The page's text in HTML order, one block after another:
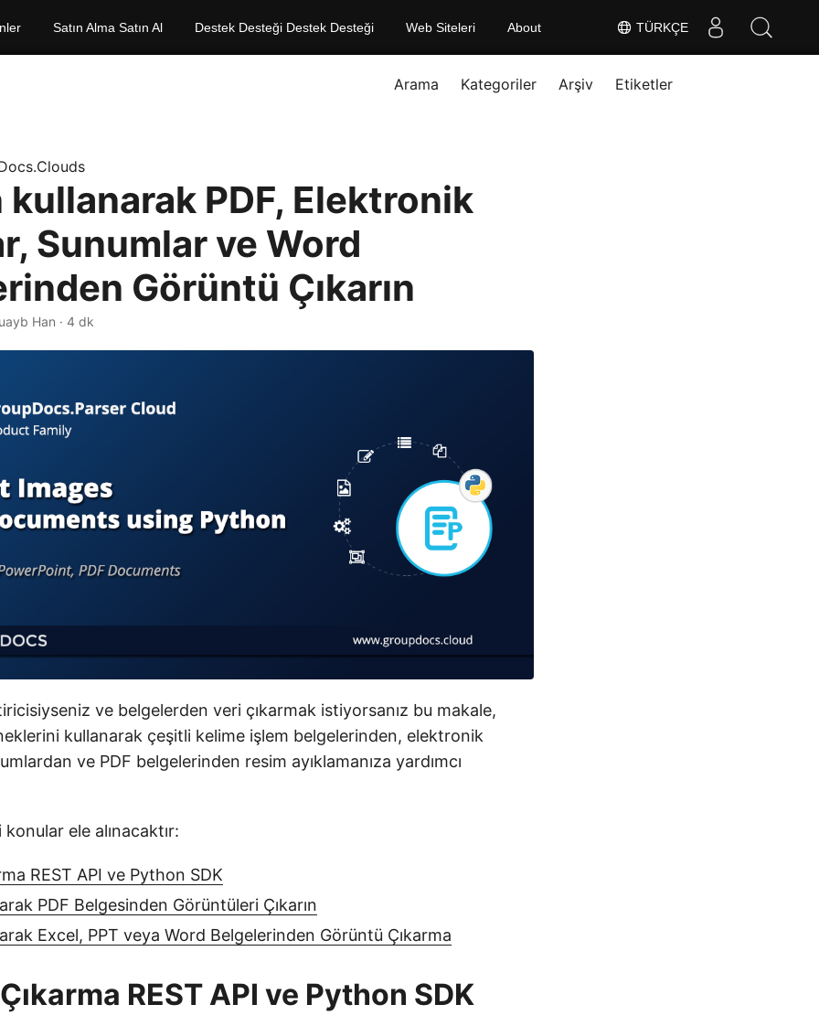
TÜRKÇE
Satın Alma Satın Al Destek Desteği Destek Desteği Web Siteleri About
Arama Kategoriler Arşiv Etiketler
PDF, Elektronik
Sunumlar ve Word
Görüntü Çıkarın
Han · 4 dk
ve belgelerden veri çıkarmak istiyorsanız bu makale,
kullanarak çeşitli kelime işlem belgelerinden, elektronik
ve PDF belgelerinden resim ayıklamanıza yardımcı
konular ele alınacaktır:
REST API ve Python SDK
PDF Belgesinden Görüntüleri Çıkarın
Excel, PPT veya Word Belgelerinden Görüntü Çıkarma
REST API ve Python SDK